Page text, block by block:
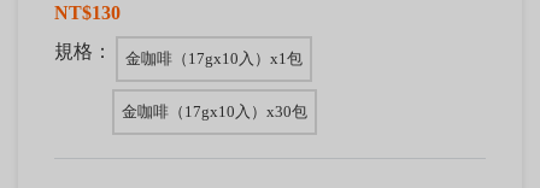
NT$130
規格：
金咖啡（17gx10入）x1包
金咖啡（17gx10入）x30包